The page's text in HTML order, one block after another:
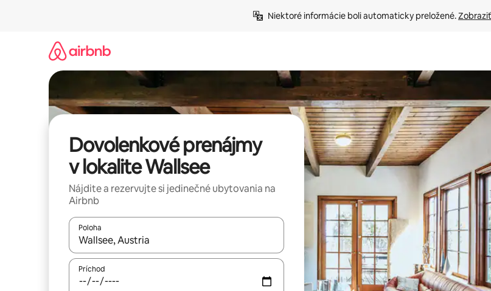
Niektoré informácie boli automaticky preložené.
Dovolenkové prenájmy
v lokalite Wallsee
Nájdite a rezervujte si jedinečné ubytovania na
Airbnb
Poloha
Keď budú výsledky k dispozícii, môžete si ich prechádzať pomocou klávesov so šípkami nahor a nadol
Príchod